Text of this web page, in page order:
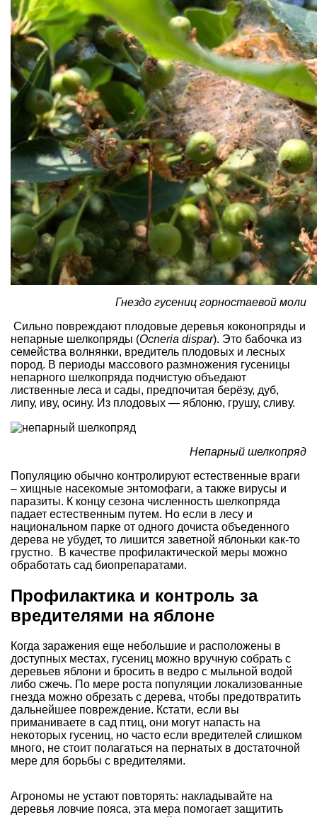
Гнездо гусениц горностаевой моли
Сильно повреждают плодовые деревья коконопряды и
непарные шелкопряды (Ocneria dispar). Это бабочка из
семейства волнянки, вредитель плодовых и лесных
пород. В периоды массового размножения гусеницы
непарного шелкопряда подчистую объедают
лиственные леса и сады, предпочитая берёзу, дуб,
липу, иву, осину. Из плодовых — яблоню, грушу, сливу.
Непарный шелкопряд
Популяцию обычно контролируют естественные враги
– хищные насекомые энтомофаги, а также вирусы и
паразиты. К концу сезона численность шелкопряда
падает естественным путем. Но если в лесу и
национальном парке от одного дочиста объеденного
дерева не убудет, то лишится заветной яблоньки как-то
грустно. В качестве профилактической меры можно
обработать сад биопрепаратами.
Профилактика и контроль за
вредителями на яблоне
Когда заражения еще небольшие и расположены в
доступных местах, гусениц можно вручную собрать с
деревьев яблони и бросить в ведро с мыльной водой
либо сжечь. По мере роста популяции локализованные
гнезда можно обрезать с дерева, чтобы предотвратить
дальнейшее повреждение. Кстати, если вы
приманиваете в сад птиц, они могут напасть на
некоторых гусениц, но часто если вредителей слишком
много, не стоит полагаться на пернатых в достаточной
мере для борьбы с вредителями.
Агрономы не устают повторять: накладывайте на
деревья ловчие пояса, эта мера помогает защитить